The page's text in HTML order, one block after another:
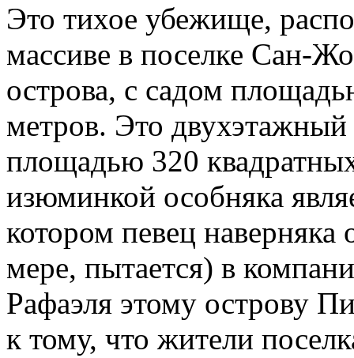
Это тихое убежище,
массиве в поселке Сан-
острова, с садом
метров. Это
площадью 320
изюминкой особняка
котором певец
мере, пытается) в
Рафаэля этому острову
к тому, что жители